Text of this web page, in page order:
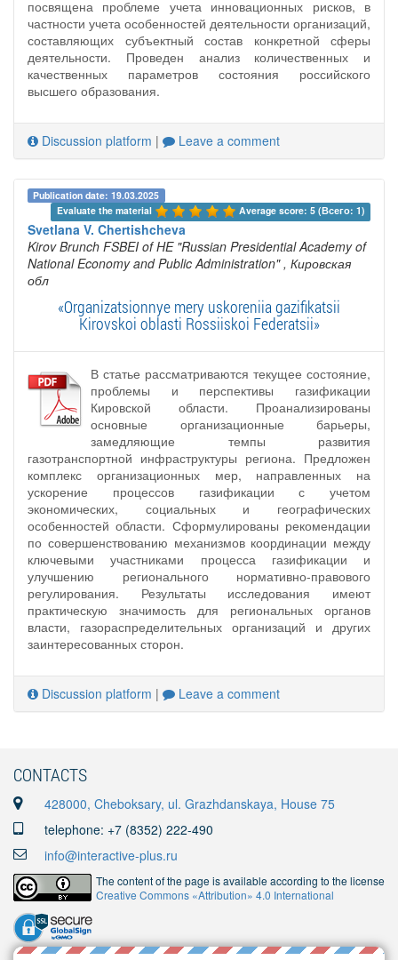
посвящена проблеме учета инновационных рисков, в
частности учета особенностей деятельности организаций,
составляющих субъектный состав конкретной сферы
деятельности. Проведен анализ количественных и
качественных параметров состояния российского
высшего образования.
Discussion platform | Leave a comment
Publication date: 19.03.2025
Evaluate the material
Average score: 5 (Всего: 1)
Svetlana V. Chertishcheva
Kirov Brunch FSBEI of HE "Russian Presidential Academy of
National Economy and Public Administration" , Кировская
обл
«Organizatsionnye mery uskoreniia gazifikatsii
Kirovskoi oblasti Rossiiskoi Federatsii»
В статье рассматриваются текущее состояние,
проблемы и перспективы газификации
Кировской области. Проанализированы
основные организационные барьеры,
замедляющие темпы развития
газотранспортной инфраструктуры региона. Предложен
комплекс организационных мер, направленных на
ускорение процессов газификации с учетом
экономических, социальных и географических
особенностей области. Сформулированы рекомендации
по совершенствованию механизмов координации между
ключевыми участниками процесса газификации и
улучшению регионального нормативно-правового
регулирования. Результаты исследования имеют
практическую значимость для региональных органов
власти, газораспределительных организаций и других
заинтересованных сторон.
Discussion platform | Leave a comment
CONTACTS
428000, Cheboksary, ul. Grazhdanskaya, House 75
telephone: +7 (8352) 222-490
info@interactive-plus.ru
The content of the page is available according to the license
Creative Commons «Attribution» 4.0 International